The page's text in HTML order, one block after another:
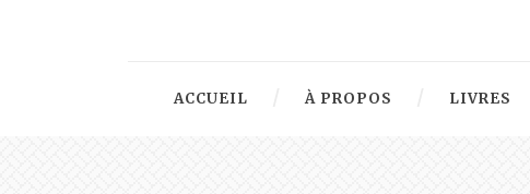
ACCUEIL À PROPOS LIVRES